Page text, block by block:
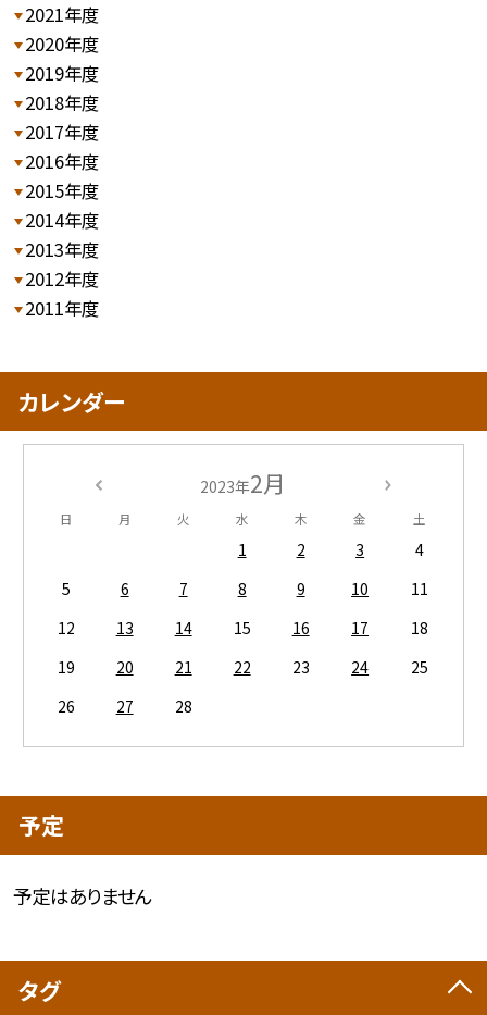
2021年度
2020年度
2019年度
2018年度
2017年度
2016年度
2015年度
2014年度
2013年度
2012年度
2011年度
カレンダー
2023年2月
日 月 火 水 木 金 土
1 2 3
4
5
6 7 8 9 10
11
12
13 14 15 16 17
18
19
20 21 22 23 24
25
26
27 28
予定
予定はありません
タグ